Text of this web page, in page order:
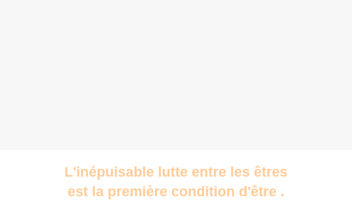
L'inépuisable lutte entre les êtres
est la première condition d'être .